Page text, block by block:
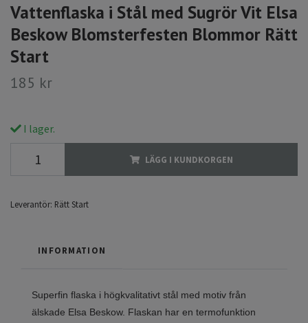
Vattenflaska i Stål med Sugrör Vit Elsa
Beskow Blomsterfesten Blommor Rätt
Start
185 kr
I lager.
LÄGG I KUNDKORGEN
Leverantör: Rätt Start
INFORMATION
Superfin flaska i högkvalitativt stål med motiv från
älskade Elsa Beskow. Flaskan har en termofunktion